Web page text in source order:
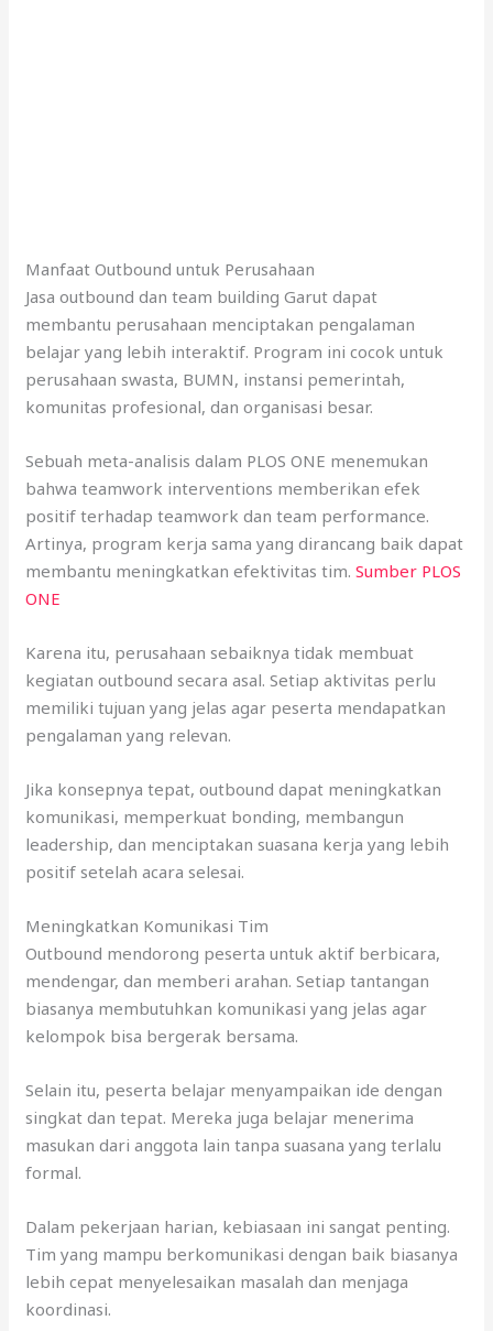
Manfaat Outbound untuk Perusahaan
Jasa outbound dan team building Garut dapat
membantu perusahaan menciptakan pengalaman
belajar yang lebih interaktif. Program ini cocok untuk
perusahaan swasta, BUMN, instansi pemerintah,
komunitas profesional, dan organisasi besar.
Sebuah meta-analisis dalam PLOS ONE menemukan
bahwa teamwork interventions memberikan efek
positif terhadap teamwork dan team performance.
Artinya, program kerja sama yang dirancang baik dapat
membantu meningkatkan efektivitas tim.Sumber PLOS
ONE
Karena itu, perusahaan sebaiknya tidak membuat
kegiatan outbound secara asal. Setiap aktivitas perlu
memiliki tujuan yang jelas agar peserta mendapatkan
pengalaman yang relevan.
Jika konsepnya tepat, outbound dapat meningkatkan
komunikasi, memperkuat bonding, membangun
leadership, dan menciptakan suasana kerja yang lebih
positif setelah acara selesai.
Meningkatkan Komunikasi Tim
Outbound mendorong peserta untuk aktif berbicara,
mendengar, dan memberi arahan. Setiap tantangan
biasanya membutuhkan komunikasi yang jelas agar
kelompok bisa bergerak bersama.
Selain itu, peserta belajar menyampaikan ide dengan
singkat dan tepat. Mereka juga belajar menerima
masukan dari anggota lain tanpa suasana yang terlalu
formal.
Dalam pekerjaan harian, kebiasaan ini sangat penting.
Tim yang mampu berkomunikasi dengan baik biasanya
lebih cepat menyelesaikan masalah dan menjaga
koordinasi.